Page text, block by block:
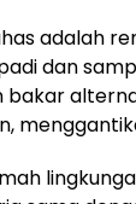
adalah
dan
bakar